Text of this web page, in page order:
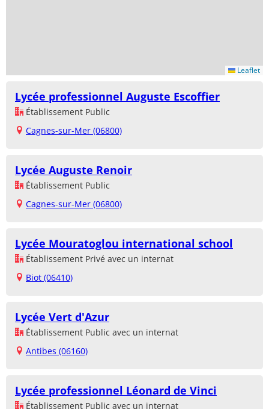
Leaflet
Lycée professionnel Auguste Escoffier
Établissement Public
Cagnes-sur-Mer (06800)
Lycée Auguste Renoir
Établissement Public
Cagnes-sur-Mer (06800)
Lycée Mouratoglou international school
Établissement Privé avec un internat
Biot (06410)
Lycée Vert d'Azur
Établissement Public avec un internat
Antibes (06160)
Lycée professionnel Léonard de Vinci
Établissement Public avec un internat